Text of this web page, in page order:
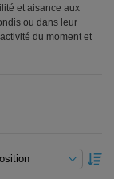
et aisance aux
ou dans leur
du moment et